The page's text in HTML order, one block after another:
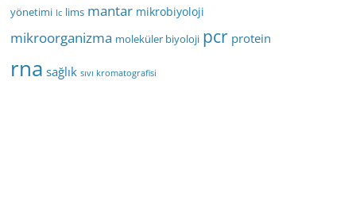
yönetimi lc lims mantar mikrobiyoloji
mikroorganizma moleküler biyoloji pcr protein
rna sağlık sıvı kromatografisi